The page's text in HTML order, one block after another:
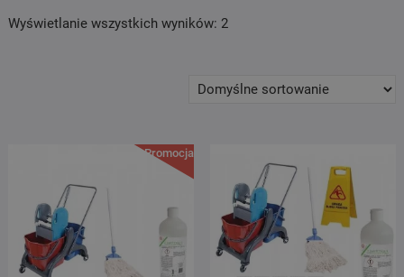
Wyświetlanie wszystkich wyników: 2
Promocja!